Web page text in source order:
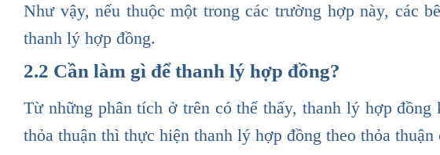
Như vậy, nếu thuộc một trong các trường hợp này, các
thanh lý hợp đồng.
2.2 Cần làm gì để thanh lý hợp đồng?
Từ những phân tích ở trên có thể thấy, thanh lý hợp
thỏa thuận thì thực hiện thanh lý hợp đồng theo thỏa thuận